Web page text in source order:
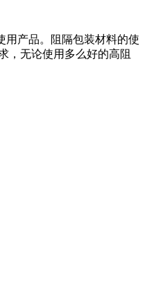
产品。阻隔包装材料的使
，无论使用多么好的高阻